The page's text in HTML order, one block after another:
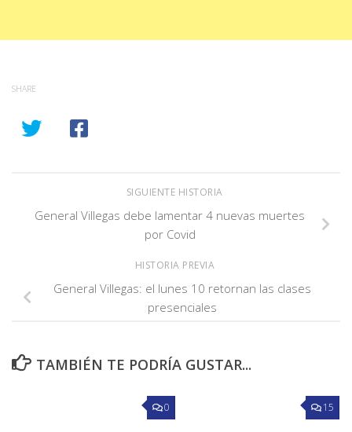
SHARE
SIGUIENTE HISTORIA
General Villegas debe lamentar 4 nuevas muertes
por Covid
HISTORIA PREVIA
General Villegas: el lunes 10 retornan las clases
presenciales
TAMBIÉN TE PODRÍA GUSTAR...
0 15